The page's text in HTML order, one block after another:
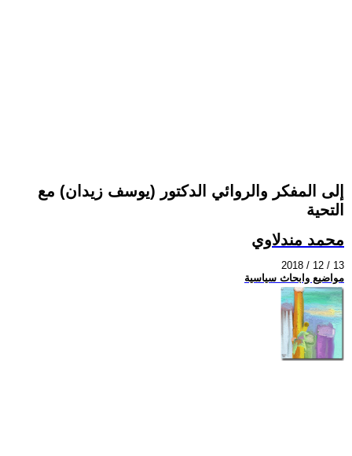
إلى المفكر والروائي الدكتور (يوسف زيدان) مع
التحية
محمد مندلاوي
2018 / 12 / 13
مواضيع وابحاث سياسية